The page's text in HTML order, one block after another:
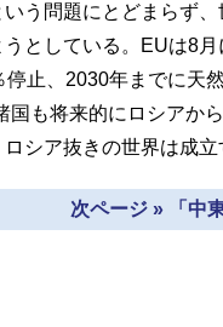
いう問題にとどまらず
うとしている。EUは8
停止、2030年までに天
国も将来的にロシアか
ロシア抜きの世界は成立
次ページ » 「中